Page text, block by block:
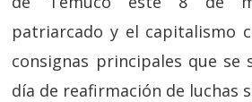
patriarcado y el capitalismo
consignas principales que se
día de reafirmación de luchas